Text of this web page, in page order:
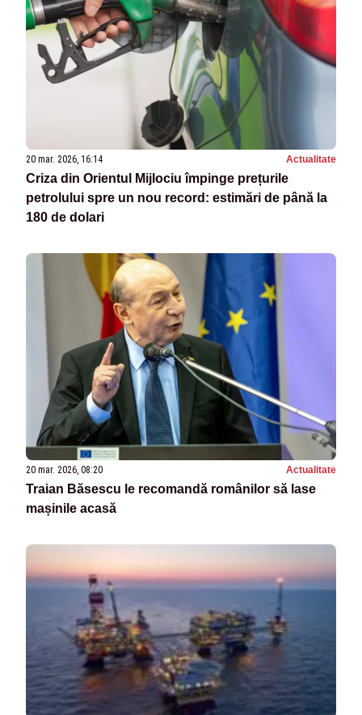
20 mar. 2026, 16:14 Actualitate
Criza din Orientul Mijlociu împinge prețurile
petrolului spre un nou record: estimări de până la
180 de dolari
20 mar. 2026, 08:20 Actualitate
Traian Băsescu le recomandă românilor să lase
mașinile acasă